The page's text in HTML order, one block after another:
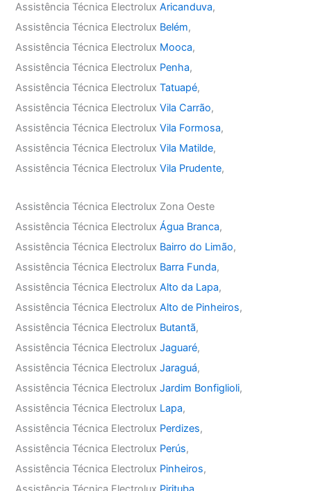
Assistência Técnica ElectroluxAricanduva,
Assistência Técnica Electrolux Belém,
Assistência Técnica Electrolux Mooca,
Assistência Técnica Electrolux Penha,
Assistência Técnica ElectroluxTatuapé,
Assistência Técnica ElectroluxVila Carrão,
Assistência Técnica ElectroluxVila Formosa,
Assistência Técnica ElectroluxVila Matilde,
Assistência Técnica ElectroluxVila Prudente,
Assistência Técnica Electrolux Zona Oeste
Assistência Técnica ElectroluxÁgua Branca,
Assistência Técnica Electrolux Bairro do Limão,
Assistência Técnica Electrolux Barra Funda,
Assistência Técnica ElectroluxAlto da Lapa,
Assistência Técnica ElectroluxAlto de Pinheiros,
Assistência Técnica Electrolux Butantã,
Assistência Técnica ElectroluxJaguaré,
Assistência Técnica ElectroluxJaraguá,
Assistência Técnica ElectroluxJardim Bonfiglioli,
Assistência Técnica Electrolux Lapa,
Assistência Técnica Electrolux Perdizes,
Assistência Técnica Electrolux Perús,
Assistência Técnica Electrolux Pinheiros,